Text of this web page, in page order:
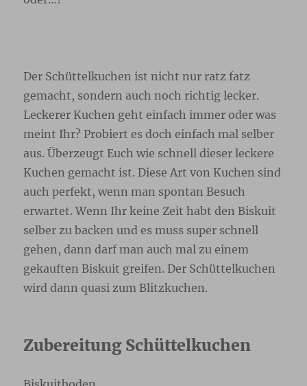
Der Schüttelkuchen ist nicht nur ratz fatz
gemacht, sondern auch noch richtig lecker.
Leckerer Kuchen geht einfach immer oder was
meint Ihr? Probiert es doch einfach mal selber
aus. Überzeugt Euch wie schnell dieser leckere
Kuchen gemacht ist. Diese Art von Kuchen sind
auch perfekt, wenn man spontan Besuch
erwartet. Wenn Ihr keine Zeit habt den Biskuit
selber zu backen und es muss super schnell
gehen, dann darf man auch mal zu einem
gekauften Biskuit greifen. Der Schüttelkuchen
wird dann quasi zum Blitzkuchen.
Zubereitung Schüttelkuchen